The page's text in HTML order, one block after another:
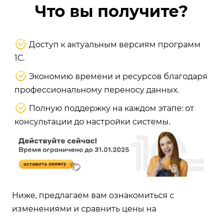
Что вы получите?
Доступ к актуальным версиям программ
1С.
Экономию времени и ресурсов благодаря
профессиональному переносу данных.
Полную поддержку на каждом этапе: от
консультации до настройки системы.
Ниже, предлагаем вам ознакомиться с
изменениями и сравнить цены на